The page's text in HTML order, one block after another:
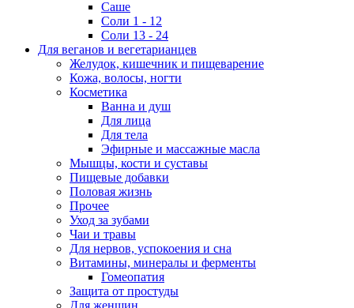
Саше
Соли 1 - 12
Соли 13 - 24
Для веганов и вегетарианцев
Желудок, кишечник и пищеварение
Кожа, волосы, ногти
Косметика
Ванна и душ
Для лица
Для тела
Эфирные и массажные масла
Мышцы, кости и суставы
Пищевые добавки
Половая жизнь
Прочее
Уход за зубами
Чаи и травы
Для нервов, успокоения и сна
Витамины, минералы и ферменты
Гомеопатия
Защита от простуды